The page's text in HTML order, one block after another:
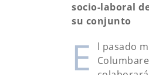
socio-laboral
su conjunto
E
l pasado